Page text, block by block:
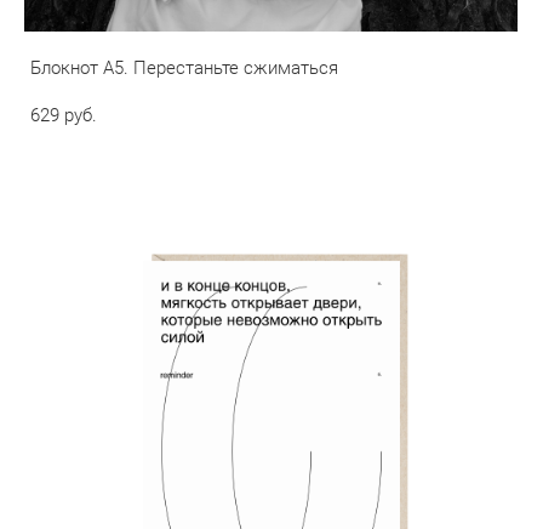
Блокнот А5. Перестаньте сжиматься
629 pуб.